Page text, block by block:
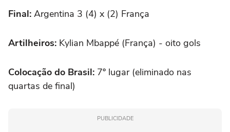
Final: Argentina 3 (4) x (2) França
Artilheiros: Kylian Mbappé (França) - oito gols
Colocação do Brasil: 7º lugar (eliminado nas
quartas de final)
PUBLICIDADE